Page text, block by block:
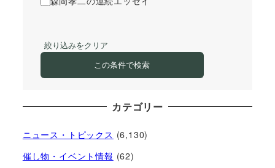
絞り込みをクリア
この条件で検索
カテゴリー
ニュース・トピックス (6,130)
催し物・イベント情報 (62)